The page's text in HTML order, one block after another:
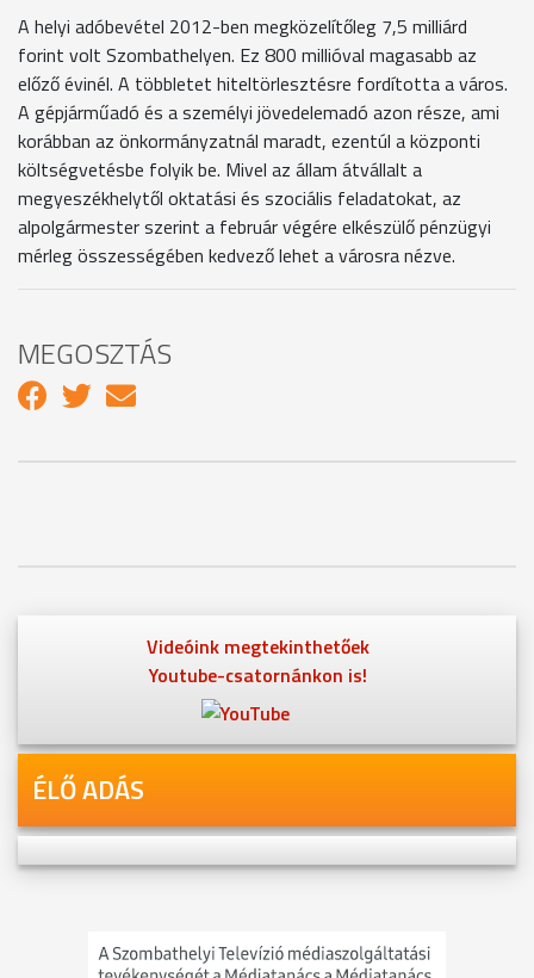
A helyi adóbevétel 2012-ben megközelítőleg 7,5 milliárd
forint volt Szombathelyen. Ez 800 millióval magasabb az
előző évinél. A többletet hiteltörlesztésre fordította a város.
A gépjárműadó és a személyi jövedelemadó azon része, ami
korábban az önkormányzatnál maradt, ezentúl a központi
költségvetésbe folyik be. Mivel az állam átvállalt a
megyeszékhelytől oktatási és szociális feladatokat, az
alpolgármester szerint a február végére elkészülő pénzügyi
mérleg összességében kedvező lehet a városra nézve.
MEGOSZTÁS
Videóink megtekinthetőek
Youtube-csatornánkon is!
ÉLŐ ADÁS